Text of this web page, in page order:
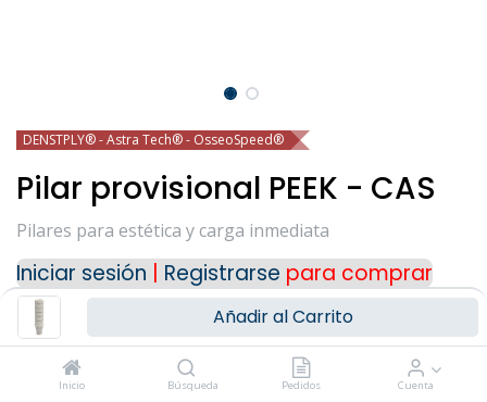
Añadir al Carrito
Inicio Búsqueda Pedidos Cuenta
DENSTPLY® - Astra Tech® - OsseoSpeed®
Pilar provisional PEEK - CAS
Pilares para estética y carga inmediata
Iniciar sesión Registrarse para comprar
PLATAFORMA
Gracias por tu interés.